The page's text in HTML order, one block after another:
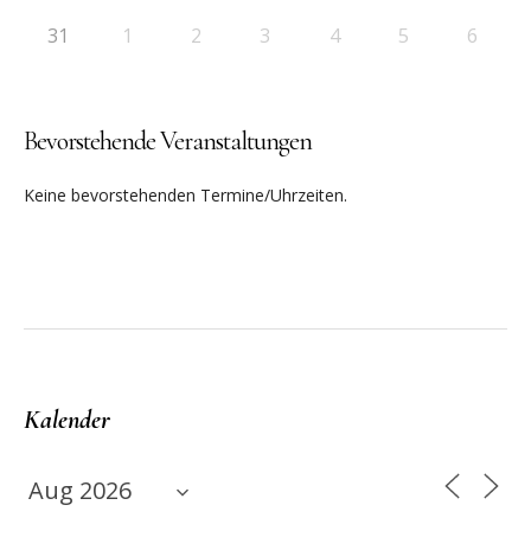
31 1 2 3 4 5 6
Bevorstehende Veranstaltungen
Keine bevorstehenden Termine/Uhrzeiten.
Kalender